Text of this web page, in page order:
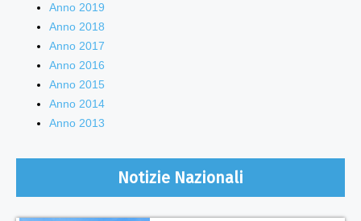
Anno 2019
Anno 2018
Anno 2017
Anno 2016
Anno 2015
Anno 2014
Anno 2013
Notizie Nazionali